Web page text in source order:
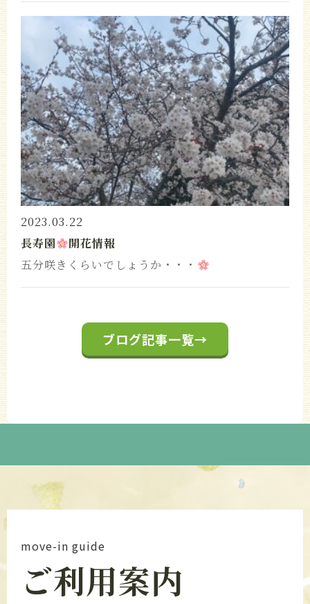
2023.03.22
長寿園
開花情報
五分咲きくらいでしょうか・・・
ブログ記事一覧→
move-in guide
ご利用案内